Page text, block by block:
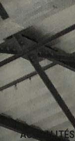
ACTUALITÉS